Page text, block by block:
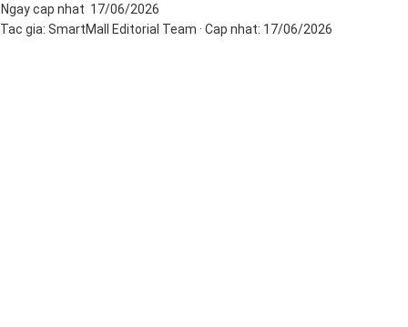
Ngay cap nhat 17/06/2026
Tac gia: SmartMall Editorial Team · Cap nhat: 17/06/2026